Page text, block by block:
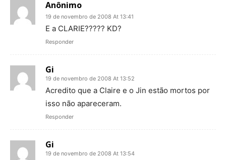
Anônimo
19 de novembro de 2008 At 13:41
E a CLARIE????? KD?
Responder
Gi
19 de novembro de 2008 At 13:52
Acredito que a Claire e o Jin estão mortos por
isso não apareceram.
Responder
Gi
19 de novembro de 2008 At 13:54